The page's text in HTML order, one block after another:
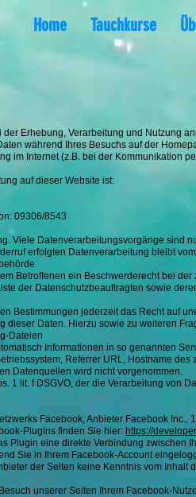
Home Tauchkurse
Erhebung, Verarbeitung und Nutzung
während Ihres Besuchs auf der
im Internet (z.B. bei der Kommunikation
auf dieser Website ist:
09306/8543
Viele Datenverarbeitungsvorgänge sind
erfolgten Datenverarbeitung bleibt
Betroffenen ein Beschwerderecht bei
der Datenschutzbeauftragten sowie
Bestimmungen jederzeit das Recht auf
dieser Daten. Hierzu sowie zu weiteren
Dateien
Informationen in so genannten
Referrer URL, Hostname
Datenquellen wird nicht vorgenommen.
1 lit. f DSGVO, der die Verarbeitung von
Facebook, Anbieter Facebook
Plugins finden Sie hier: https://
Plugin eine direkte Verbindung zwischen
Sie in Ihrem Facebook-Account
der Seiten keine Kenntnis vom
unserer Seiten Ihrem Facebook-